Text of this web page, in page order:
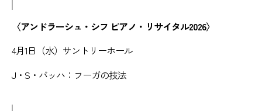
〈アンドラーシュ・シフ ピアノ・リサイタル2026〉
4月1日（水）サントリーホール
J・S・バッハ：フーガの技法